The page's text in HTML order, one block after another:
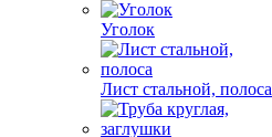
Уголок
Лист стальной, полоса